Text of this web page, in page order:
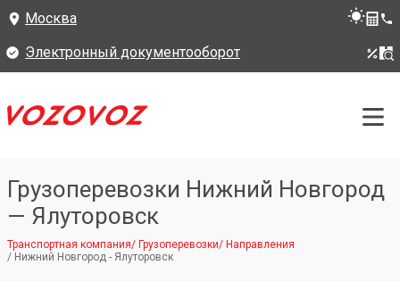
Москва
Электронный документооборот
Грузоперевозки Нижний Новгород
— Ялуторовск
Транспортная компания/ Грузоперевозки/ Направления
/ Нижний Новгород - Ялуторовск